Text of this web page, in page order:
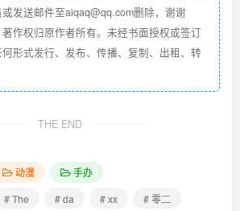
发送邮件至aiqaq@qq.com删除，谢谢
作权归原作者所有。未经书面授权或签订
形式发行、发布、传播、复制、出租、转
THE END
动漫
手办
# The # da # xx
# 零二